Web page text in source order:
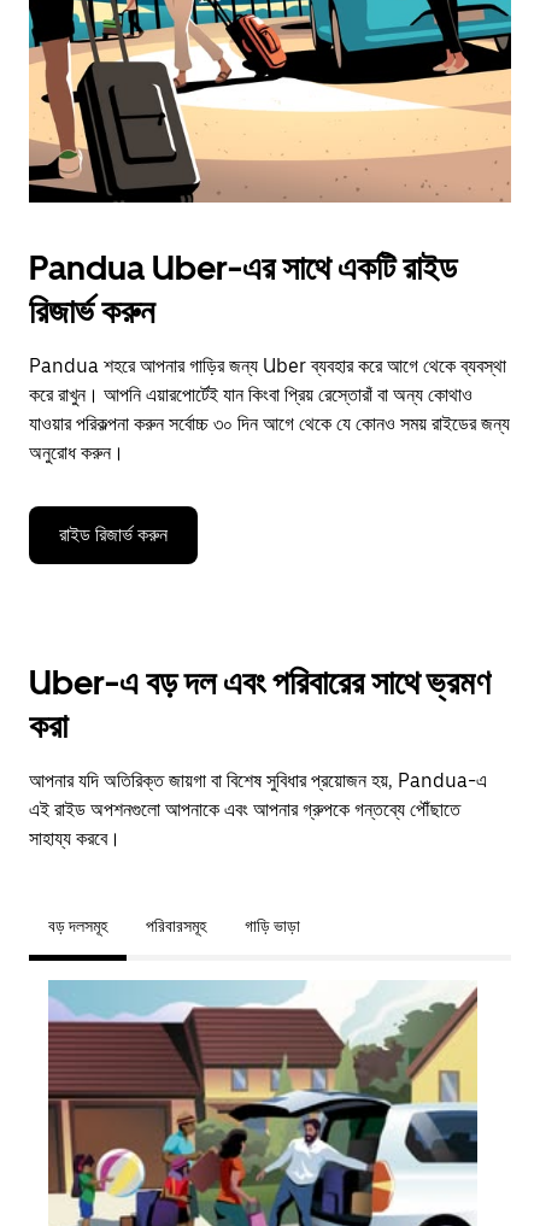
close
the
calendar.
Pandua Uber-এর সাথে একটি রাইড
রিজার্ভ করুন
Pandua শহরে আপনার গাড়ির জন্য Uber ব্যবহার করে আগে থেকে ব্যবস্থা
করে রাখুন। আপনি এয়ারপোর্টেই যান কিংবা প্রিয় রেস্তোরাঁ বা অন্য কোথাও
যাওয়ার পরিকল্পনা করুন সর্বোচ্চ ৩০ দিন আগে থেকে যে কোনও সময় রাইডের জন্য
অনুরোধ করুন।
রাইড রিজার্ভ করুন
Uber-এ বড় দল এবং পরিবারের সাথে ভ্রমণ
করা
আপনার যদি অতিরিক্ত জায়গা বা বিশেষ সুবিধার প্রয়োজন হয়, Pandua-এ
এই রাইড অপশনগুলো আপনাকে এবং আপনার গ্রুপকে গন্তব্যে পৌঁছাতে
সাহায্য করবে।
বড় দলসমূহ পরিবারসমূহ গাড়ি ভাড়া